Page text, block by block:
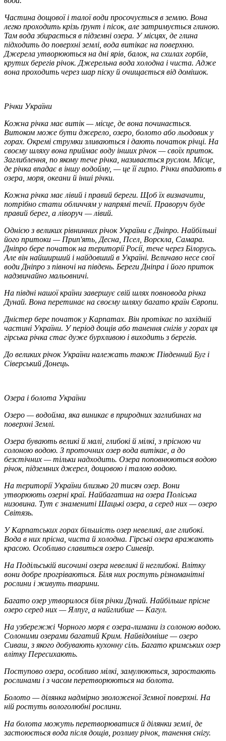
Частина дощової і талої води просочується в землю. Вона
легко проходить крізь ґрунт і пісок, але затримується глиною.
Там вода збирається в підземні озера. У місцях, де глина
підходить до поверхні землі, вода витікає на поверхню.
Джерела утворюються на дні ярів, балок, на схилах горбів,
крутих берегів річок. Джерельна вода холодна і чиста. Адже
вона проходить через шар піску й очищається від домішок.
Річки України
Кожна річка має витік— місце, де вона починається.
Витоком може бути джерело, озеро, болото або льодовик у
горах. Окремі струмки зливаються і дають початок річці. На
своєму шляху вона приймає воду інших річок — своїх приток.
Заглиблення, по якому тече річка, називається руслом. Місце,
де річка впадає в іншу водойму, — це її гирло. Річки впадають в
озера, моря, океани й інші річки.
Кожна річка має лівий і правий береги. Щоб їх визначити,
потрібно стати обличчям у напрямі течії. Праворуч буде
правий берег, а ліворуч — лівий.
Однією з великих рівнинних річок України є Дніпро. Найбільші
його притоки — Прип'ять, Десна, Псел, Ворскла, Самара.
Дніпро бере початок на території Росії, тече через Білорусь.
Але він найширший і найдовший в Україні. Величаво несе свої
води Дніпро з півночі на південь. Береги Дніпра і його приток
надзвичайно мальовничі.
На півдні нашої країни завершує свій шлях повновода річка
Дунай. Вона перетинає на своєму шляху багато країн Європи.
Дністер бере початок у Карпатах. Він протікає по західній
частині України. У період дощів або танення снігів у горах ця
гірська річка стає дуже бурхливою і виходить з берегів.
До великих річок України належать також Південний Буг і
Сіверський Донець.
Озера і болота України
Озеро — водойма, яка виникає в природних заглибинах на
поверхні Землі.
Озера бувають великі й малі, глибокі й мілкі, з прісною чи
солоною водою. З проточних озер вода витікає, а до
безстічних — тільки надходить. Озера поповнюються водою
річок, підземних джерел, дощовою і талою водою.
На території України близько 20 тисяч озер. Вони
утворюють озерні краї. Найбагатша на озера Поліська
низовина. Тут є знамениті Шацькі озера, а серед них — озеро
Світязь.
У Карпатських горах більшість озер невеликі, але глибокі.
Вода в них прісна, чиста й холодна. Гірські озера вражають
красою. Особливо славиться озеро Синевір.
На Подільській височині озера невеликі й неглибокі. Влітку
вони добре прогріваються. Біля них ростуть різноманітні
рослини і живуть тварини.
Багато озер утворилося біля річки Дунай. Найбільше прісне
озеро серед них — Ялпуг, а найглибше — Кагул.
На узбережжі Чорного моря є озера-лимани із солоною водою.
Солоними озерами багатий Крим. Найвідоміше — озеро
Сиваш, з якого добувають кухонну сіль. Багато кримських озер
влітку Пересихають.
Поступово озера, особливо мілкі, замулюються, заростають
рослинами і з часом перетворюються на болота.
Болото — ділянка надмірно зволоженої Земної поверхні. На
ній ростуть вологолюбні рослини.
На болота можуть перетворюватися й ділянки землі, де
застоюється вода після дощів, розливу річок, танення снігу.